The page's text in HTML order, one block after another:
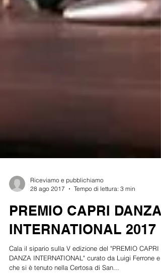
Riceviamo e pubblichiamo
28 ago 2017
Tempo di lettura: 3 min
PREMIO CAPRI DANZA
INTERNATIONAL 2017
Cala il sipario sulla V edizione del "PREMIO CAPRI